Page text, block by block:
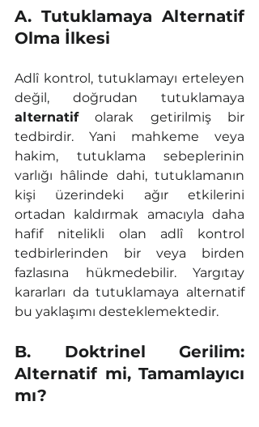
A. Tutuklamaya Alternatif
Olma İlkesi
Adlî kontrol, tutuklamayı erteleyen
alternatif olarak getirilmiş bir
tedbirdir. Yani mahkeme veya
hakim, tutuklama sebeplerinin
varlığı hâlinde dahi, tutuklamanın
kişi üzerindeki ağır etkilerini
ortadan kaldırmak amacıyla daha
hafif nitelikli olan adlî kontrol
tedbirlerinden bir veya birden
fazlasına hükmedebilir. Yargıtay
kararları da tutuklamaya alternatif
bu yaklaşımı desteklemektedir.
B. Doktrinel Gerilim:
Alternatif mi, Tamamlayıcı
mı?